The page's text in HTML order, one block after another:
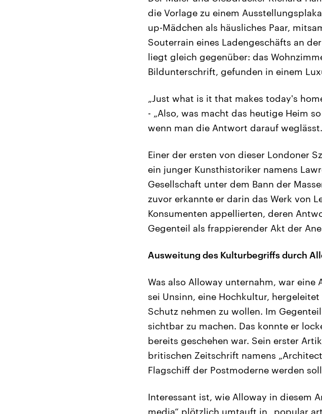
die Vorlage zu einem
up-Mädchen als häusliches Paar,
Souterrain eines Ladengeschäfts an
liegt gleich gegenüber: das
Bildunterschrift, gefunden in einem
„Just what is it that makes today's
- „Also, was macht das heutige Heim
wenn man die Antwort darauf weglässt.
Einer der ersten von dieser Londoner
ein junger Kunsthistoriker namens
Gesellschaft unter dem Bann der
zuvor erkannte er darin das Werk von
Konsumenten appellierten, deren
Gegenteil als frappierender Akt der
Ausweitung des Kulturbegriffs durch
Was also Alloway unternahm, war
sei Unsinn, eine Hochkultur,
Schutz nehmen zu wollen. Im
sichtbar zu machen. Das konnte er
bereits geschehen war. Sein erster
britischen Zeitschrift namens
Flagschiff der Postmoderne werden
Interessant ist, wie Alloway in diesem
media“ plötzlich umtauft in „popular